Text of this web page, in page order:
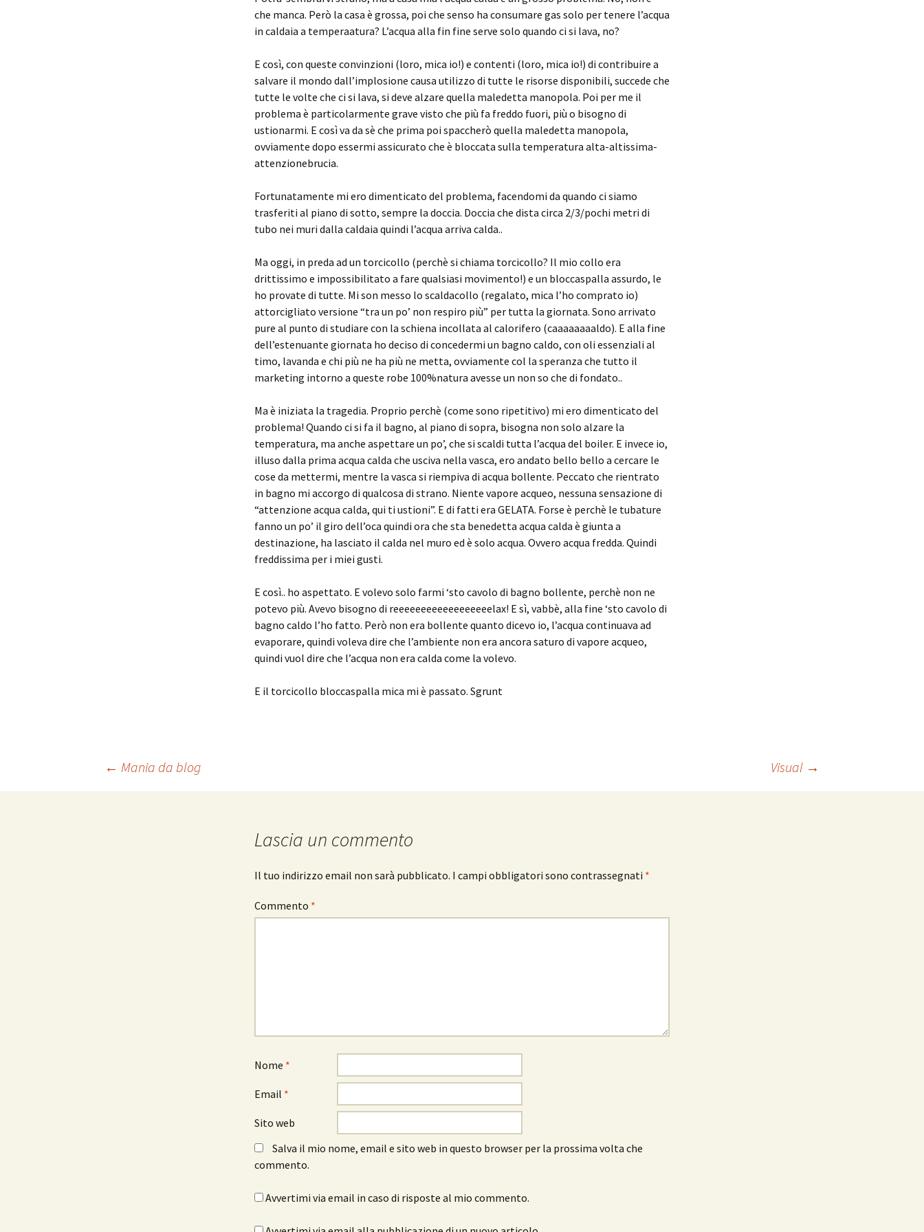
che manca. Però la casa è grossa, poi che senso ha consumare gas solo per tenere l’acqua
in caldaia a temperaatura? L’acqua alla fin fine serve solo quando ci si lava, no?
E così, con queste convinzioni (loro, mica io!) e contenti (loro, mica io!) di contribuire a
salvare il mondo dall’implosione causa utilizzo di tutte le risorse disponibili, succede che
tutte le volte che ci si lava, si deve alzare quella maledetta manopola. Poi per me il
problema è particolarmente grave visto che più fa freddo fuori, più o bisogno di
ustionarmi. E così va da sè che prima poi spaccherò quella maledetta manopola,
ovviamente dopo essermi assicurato che è bloccata sulla temperatura alta-altissima-
attenzionebrucia.
Fortunatamente mi ero dimenticato del problema, facendomi da quando ci siamo
trasferiti al piano di sotto, sempre la doccia. Doccia che dista circa 2/3/pochi metri di
tubo nei muri dalla caldaia quindi l’acqua arriva calda..
Ma oggi, in preda ad un torcicollo (perchè si chiama torcicollo? Il mio collo era
drittissimo e impossibilitato a fare qualsiasi movimento!) e un bloccaspalla assurdo, le
ho provate di tutte. Mi son messo lo scaldacollo (regalato, mica l’ho comprato io)
attorcigliato versione “tra un po’ non respiro più” per tutta la giornata. Sono arrivato
pure al punto di studiare con la schiena incollata al calorifero (caaaaaaaaldo). E alla fine
dell’estenuante giornata ho deciso di concedermi un bagno caldo, con oli essenziali al
timo, lavanda e chi più ne ha più ne metta, ovviamente col la speranza che tutto il
marketing intorno a queste robe 100%natura avesse un non so che di fondato..
Ma è iniziata la tragedia. Proprio perchè (come sono ripetitivo) mi ero dimenticato del
problema! Quando ci si fa il bagno, al piano di sopra, bisogna non solo alzare la
temperatura, ma anche aspettare un po’, che si scaldi tutta l’acqua del boiler. E invece io,
illuso dalla prima acqua calda che usciva nella vasca, ero andato bello bello a cercare le
cose da mettermi, mentre la vasca si riempiva di acqua bollente. Peccato che rientrato
in bagno mi accorgo di qualcosa di strano. Niente vapore acqueo, nessuna sensazione di
“attenzione acqua calda, qui ti ustioni”. E di fatti era GELATA. Forse è perchè le tubature
fanno un po’ il giro dell’oca quindi ora che sta benedetta acqua calda è giunta a
destinazione, ha lasciato il calda nel muro ed è solo acqua. Ovvero acqua fredda. Quindi
freddissima per i miei gusti.
E così.. ho aspettato. E volevo solo farmi ‘sto cavolo di bagno bollente, perchè non ne
potevo più. Avevo bisogno di reeeeeeeeeeeeeeeeeelax! E sì, vabbè, alla fine ‘sto cavolo di
bagno caldo l’ho fatto. Però non era bollente quanto dicevo io, l’acqua continuava ad
evaporare, quindi voleva dire che l’ambiente non era ancora saturo di vapore acqueo,
quindi vuol dire che l’acqua non era calda come la volevo.
E il torcicollo bloccaspalla mica mi è passato. Sgrunt
Navigazione
← Mania da blog Visual →
Lascia un commento
Il tuo indirizzo email non sarà pubblicato. I campi obbligatori sono contrassegnati *
Commento *
Nome *
Email *
Sito web
Salva il mio nome, email e sito web in questo browser per la prossima volta che
commento.
Avvertimi via email in caso di risposte al mio commento.